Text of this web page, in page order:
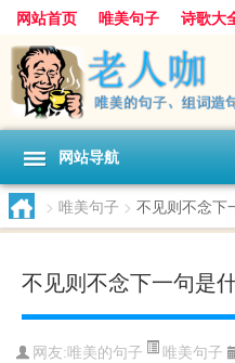
网站首页 唯美句子 诗歌大
人生感悟
其他美文 美文欣赏
感人故事
句子分类
网站导航
> 唯美句子 > 不见则不念下
不见则不念下一句是
网友: 唯美的句子 唯美句子